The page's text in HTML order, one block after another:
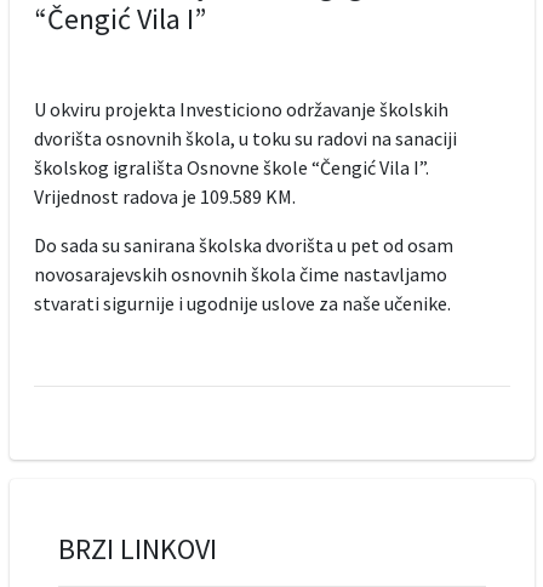
“Čengić Vila I”
U okviru projekta Investiciono održavanje školskih
dvorišta osnovnih škola, u toku su radovi na sanaciji
školskog igrališta Osnovne škole “Čengić Vila I”.
Vrijednost radova je 109.589 KM.
Do sada su sanirana školska dvorišta u pet od osam
novosarajevskih osnovnih škola čime nastavljamo
stvarati sigurnije i ugodnije uslove za naše učenike.
BRZI LINKOVI